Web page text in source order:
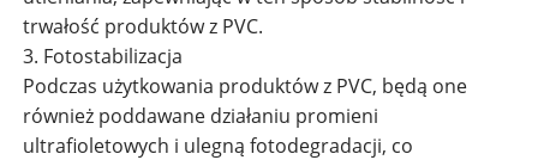
trwałość produktów z PVC.
3. Fotostabilizacja
Podczas użytkowania produktów z PVC, będą one
również poddawane działaniu promieni
ultrafioletowych i ulegną fotodegradacji, co